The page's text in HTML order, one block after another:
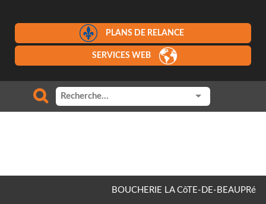
PLANS DE RELANCE
SERVICES WEB
BOUCHERIE LA CôTE-DE-BEAUPRé